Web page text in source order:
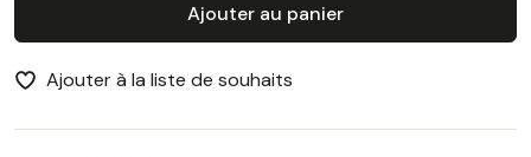
Ajouter au panier
Ajouter à la liste de souhaits